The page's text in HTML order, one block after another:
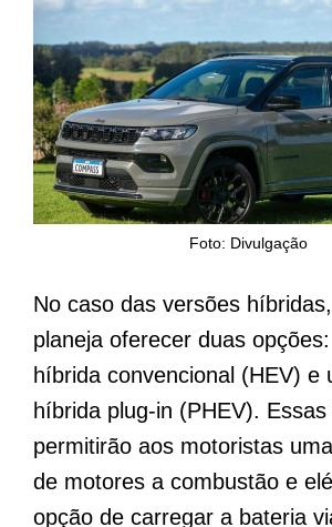
Foto: Divulgação
No caso das versões
planeja oferecer duas
híbrida convencional (HEV) e
híbrida plug-in (PHEV).
permitirão aos motoristas
de motores a combustão e
opção de carregar a bateria